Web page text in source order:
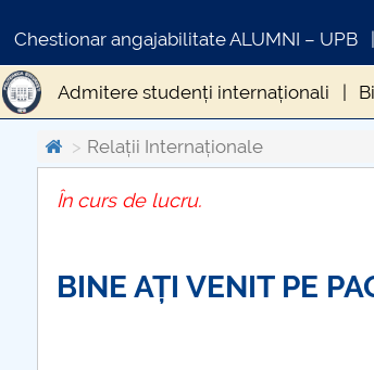
Chestionar angajabilitate ALUMNI – UPB
Admitere studenți internaționali
Relații Internaționale
În curs de lucru.
BINE AȚI VENIT PE